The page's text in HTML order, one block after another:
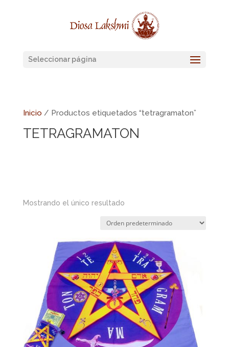
Seleccionar página
Inicio / Productos etiquetados “tetragramaton”
TETRAGRAMATON
Mostrando el único resultado